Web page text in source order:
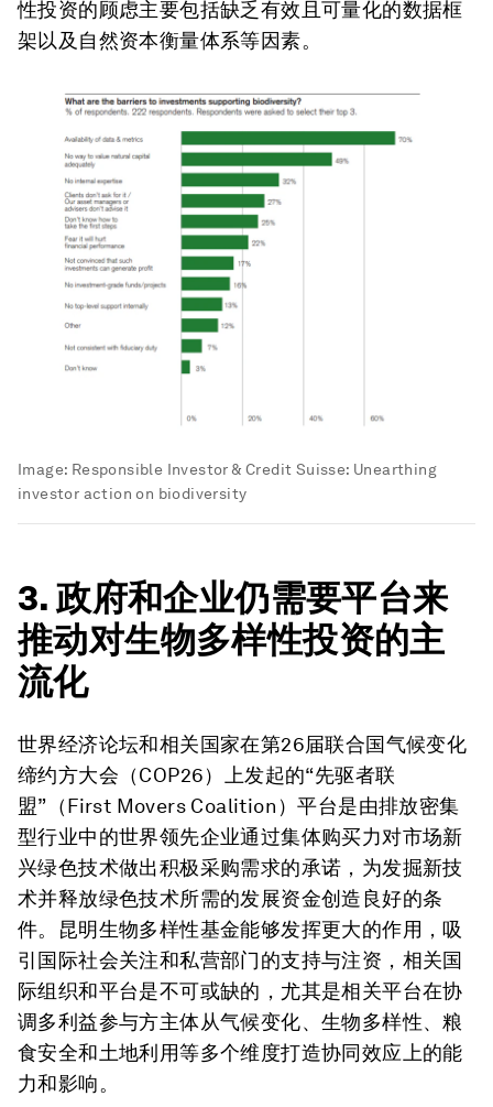
性投资的顾虑主要包括缺乏有效且可量化的数据框
架以及自然资本衡量体系等因素。
Image: Responsible Investor & Credit Suisse: Unearthing
investor action on biodiversity
3. 政府和企业仍需要平台来
推动对生物多样性投资的主
流化
世界经济论坛和相关国家在第26届联合国气候变化
缔约方大会（COP26）上发起的“先驱者联
盟”（First Movers Coalition）平台是由排放密集
型行业中的世界领先企业通过集体购买力对市场新
兴绿色技术做出积极采购需求的承诺，为发掘新技
术并释放绿色技术所需的发展资金创造良好的条
件。昆明生物多样性基金能够发挥更大的作用，吸
引国际社会关注和私营部门的支持与注资，相关国
际组织和平台是不可或缺的，尤其是相关平台在协
调多利益参与方主体从气候变化、生物多样性、粮
食安全和土地利用等多个维度打造协同效应上的能
力和影响。